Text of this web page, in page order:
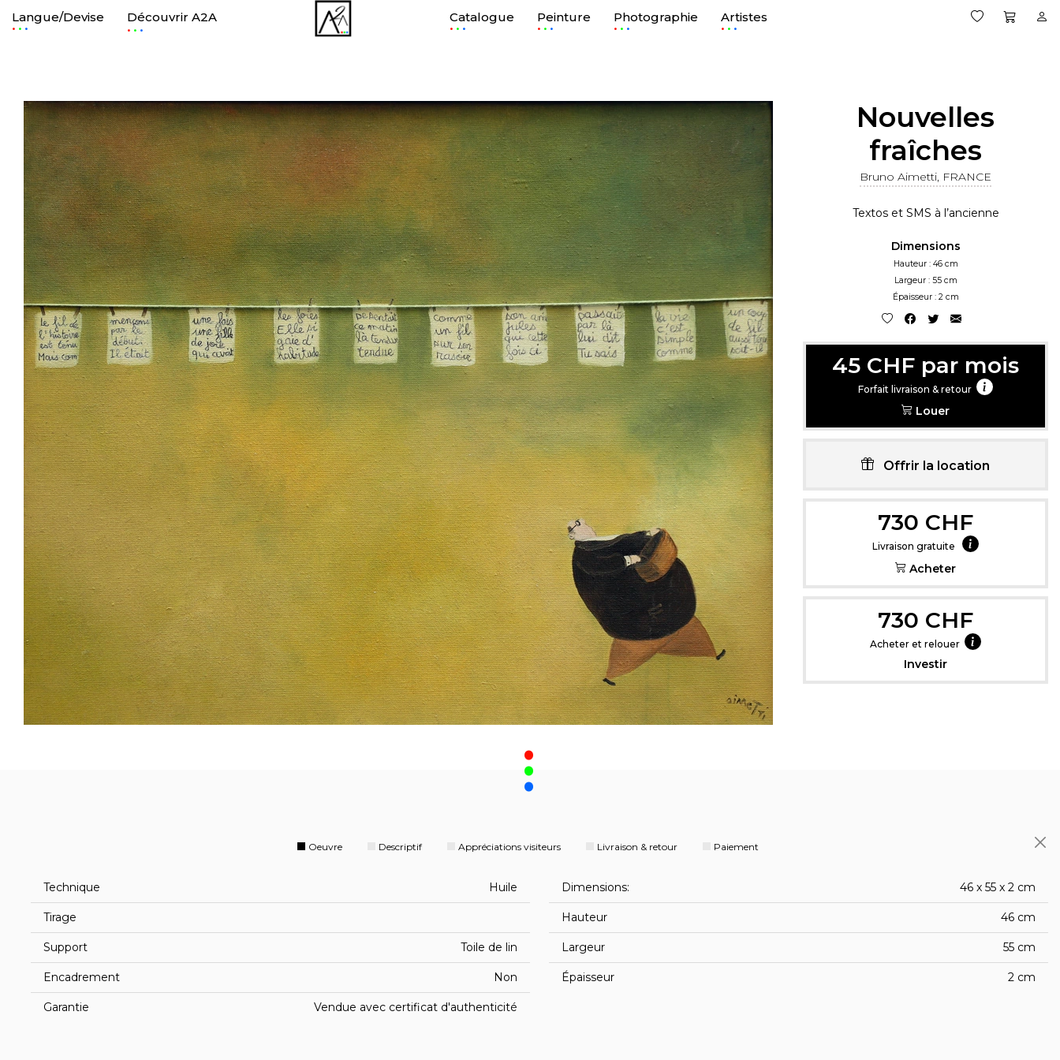
Langue/Devise
. Découvrir A2A
. Catalogue
. Peinture
. Photographie
. Artistes
.
Nouvelles
fraîches
Bruno Aimetti, FRANCE
Textos et SMS à l’ancienne
Dimensions
Hauteur : 46 cm
Largeur : 55 cm
Épaisseur : 2 cm
45 CHF par mois
Forfait livraison & retour
Louer
Offrir la location
730 CHF
Livraison gratuite
Acheter
730 CHF
Acheter et relouer
Investir
.
Oeuvre Descriptif Appréciations visiteurs Livraison & retour Paiement
Technique Huile
Tirage
Support Toile de lin
Encadrement Non
Garantie Vendue avec certificat d'authenticité
Dimensions: 46 x 55 x 2 cm
Hauteur 46 cm
Largeur 55 cm
Épaisseur 2 cm